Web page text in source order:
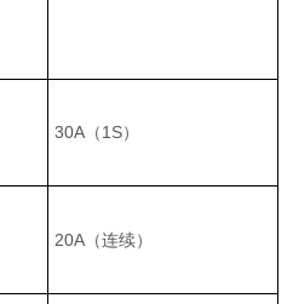
30A （1S）
20A （连续）